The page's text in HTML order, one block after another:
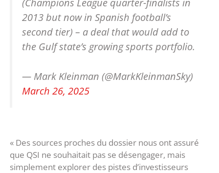
2013 but now in Spanish football’s
second tier) – a deal that would add to
the Gulf state’s growing sports portfolio.
— Mark Kleinman (@MarkKleinmanSky)
March 26, 2025
« Des sources proches du dossier nous ont assuré
que QSI ne souhaitait pas se désengager, mais
simplement explorer des pistes d’investisseurs